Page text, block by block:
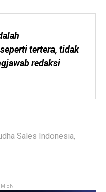
tertera, tidak
Sales Indonesia,